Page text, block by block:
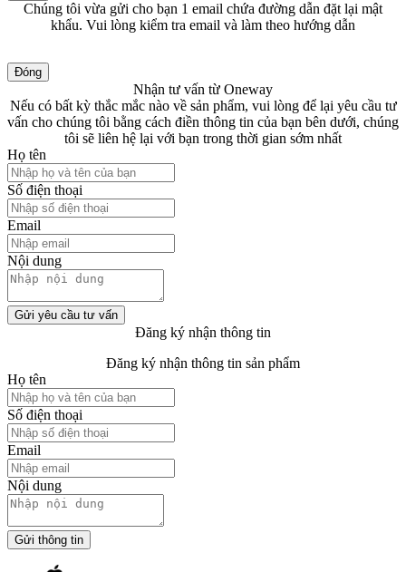
Chúng tôi vừa gửi cho bạn 1 email chứa đường dẫn đặt lại mật
khẩu. Vui lòng kiểm tra email và làm theo hướng dẫn
Đóng
Nhận tư vấn từ Oneway
Nếu có bất kỳ thắc mắc nào về sản phẩm, vui lòng để lại yêu cầu tư
vấn cho chúng tôi bằng cách điền thông tin của bạn bên dưới, chúng
tôi sẽ liên hệ lại với bạn trong thời gian sớm nhất
Họ tên
Số điện thoại
Email
Nội dung
Gửi yêu cầu tư vấn
Đăng ký nhận thông tin
Đăng ký nhận thông tin sản phẩm
Họ tên
Số điện thoại
Email
Nội dung
Gửi thông tin